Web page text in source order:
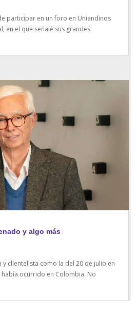
participar en un foro en Uniandinos
en el que señalé sus grandes
y algo más
clientelista como la del 20 de julio en
ocurrido en Colombia. No